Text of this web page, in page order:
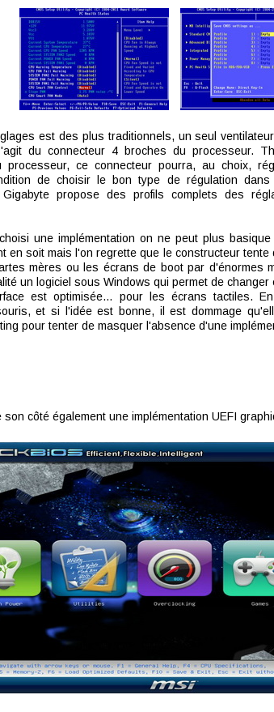
est des plus traditionnels, un seul
du connecteur 4 broches du processeur.
processeur, ce connecteur pourra, au choix,
de choisir le bon type de régulation
Gigabyte propose des profils complets des
une implémentation on ne peut plus
en soit mais l'on regrette que le constructeur
mères ou les écrans de boot par d'énormes
un logiciel sous Windows qui permet de
est optimisée… pour les écrans tactiles.
et si l'idée est bonne, il est dommage
pour tenter de masquer l'absence d'une
son côté également une implémentation UEFI